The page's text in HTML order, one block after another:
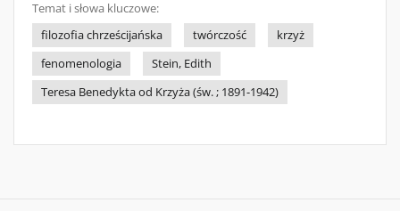
Temat i słowa kluczowe:
filozofia chrześcijańska
twórczość
krzyż
fenomenologia
Stein, Edith
Teresa Benedykta od Krzyża (św. ; 1891-1942)